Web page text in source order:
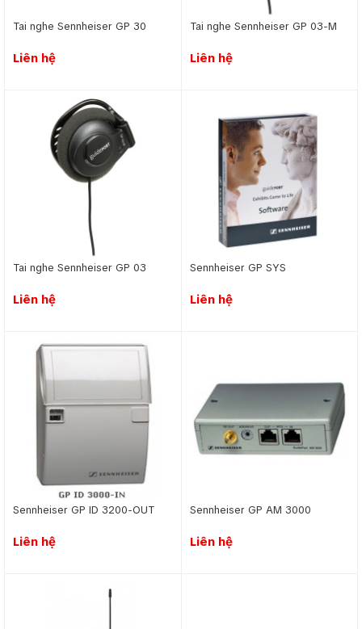
Tai nghe Sennheiser GP 30
Liên hệ
Tai nghe Sennheiser GP 03-­M
Liên hệ
Tai nghe Sennheiser GP ­03
Liên hệ
Sennheiser GP SYS
Liên hệ
Sennheiser GP ID 3200-­OUT
Liên hệ
Sennheiser GP AM 3000
Liên hệ